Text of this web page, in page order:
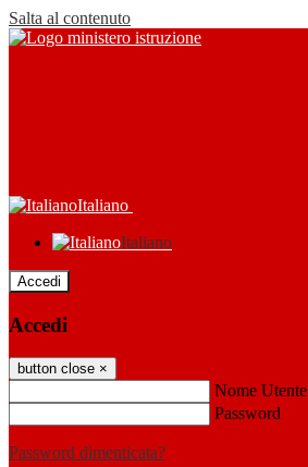
Salta al contenuto
Italiano
Italiano
Accedi
Accedi
button close ×
Nome Utente
Password
Password dimenticata?